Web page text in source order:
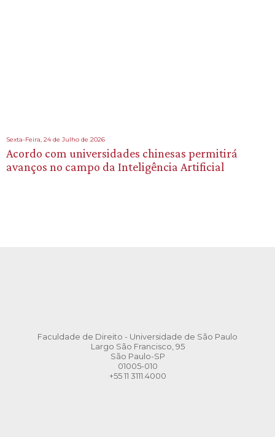
Sexta-Feira, 24 de Julho de 2026
Acordo com universidades chinesas permitirá
avanços no campo da Inteligência Artificial
Faculdade de Direito - Universidade de São Paulo
Largo São Francisco, 95
São Paulo-SP
01005-010
+55 11 3111.4000